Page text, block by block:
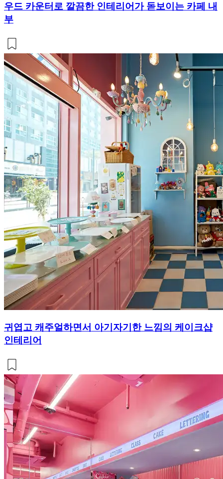
우드 카운터로 깔끔한 인테리어가 돋보이는 카페 내
부
귀엽고 캐주얼하면서 아기자기한 느낌의 케이크샵
인테리어